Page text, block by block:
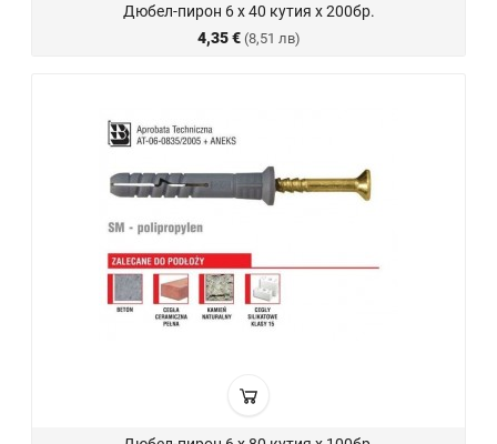
Дюбел-пирон 6 х 40 кутия х 200бр.
4,35 € (8,51 лв)